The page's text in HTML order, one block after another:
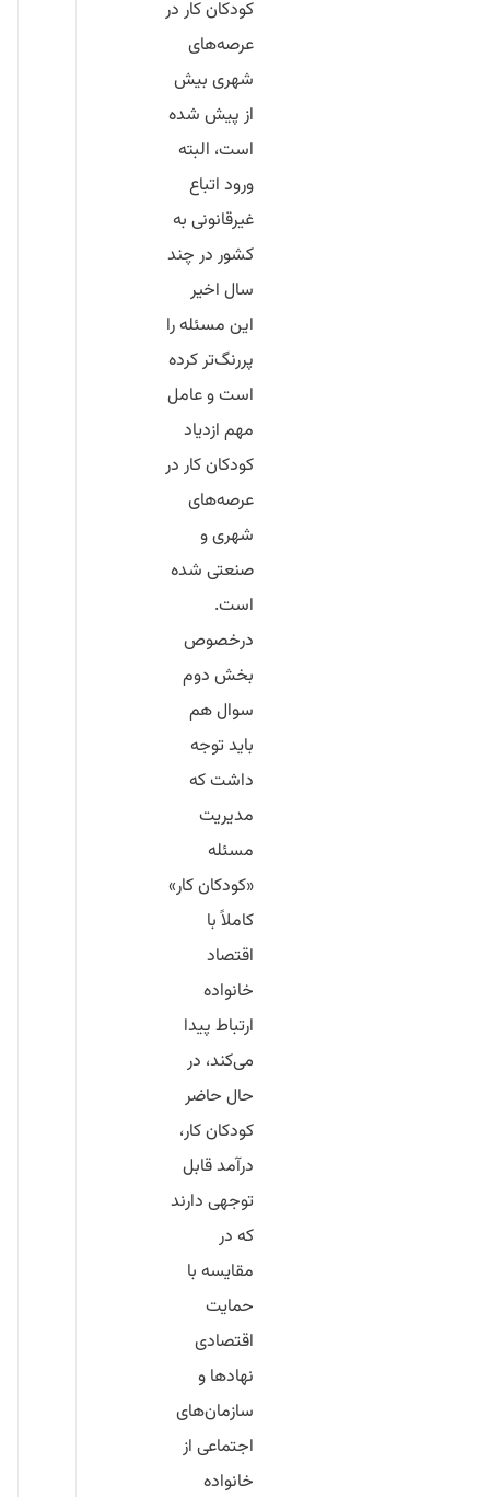
کودکان کار در
عرصه‌های
شهری بیش
از پیش شده
است، البته
ورود اتباع
غیرقانونی به
کشور در چند
سال اخیر
این مسئله را
پررنگ‌تر کرده
است و عامل
مهم ازدیاد
کودکان کار در
عرصه‌های
شهری و
صنعتی شده
است.
درخصوص
بخش دوم
سوال هم
باید توجه
داشت که
مدیریت
مسئله
«کودکان کار»
کاملاً با
اقتصاد
خانواده
ارتباط پیدا
می‌کند، در
حال حاضر
کودکان کار،
درآمد قابل
توجهی دارند
که در
مقایسه با
حمایت
اقتصادی
نهادها و
سازمان‌های
اجتماعی از
خانواده